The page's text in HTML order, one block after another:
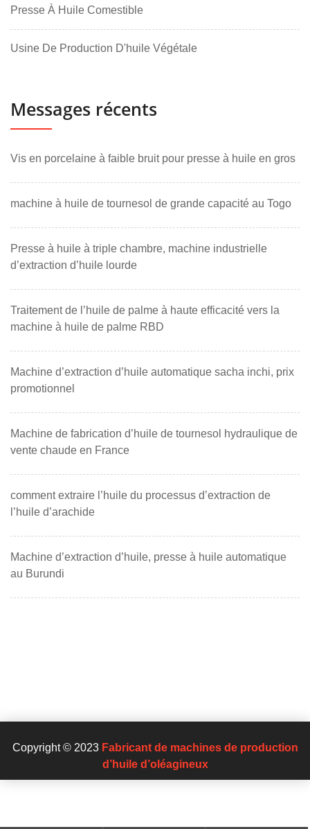
Presse À Huile Comestible
Usine De Production D'huile Végétale
Messages récents
Vis en porcelaine à faible bruit pour presse à huile en gros
machine à huile de tournesol de grande capacité au Togo
Presse à huile à triple chambre, machine industrielle
d’extraction d’huile lourde
Traitement de l’huile de palme à haute efficacité vers la
machine à huile de palme RBD
Machine d’extraction d’huile automatique sacha inchi, prix
promotionnel
Machine de fabrication d’huile de tournesol hydraulique de
vente chaude en France
comment extraire l’huile du processus d’extraction de
l’huile d’arachide
Machine d’extraction d’huile, presse à huile automatique
au Burundi
Copyright © 2023 Fabricant de machines de production
d’huile d’oléagineux